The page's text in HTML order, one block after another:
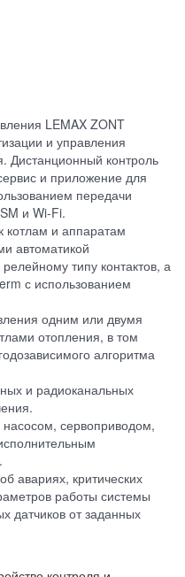
LEMAX ZONT
и управления
Дистанционный контроль
и приложение для
передачи
и Wi-Fi.
котлам и аппаратам
автоматикой
типу контактов, а
с использованием
одним или двумя
отопления, в том
алгоритма
и радиоканальных
сервоприводом,
авариях, критических
работы системы
датчиков от заданных